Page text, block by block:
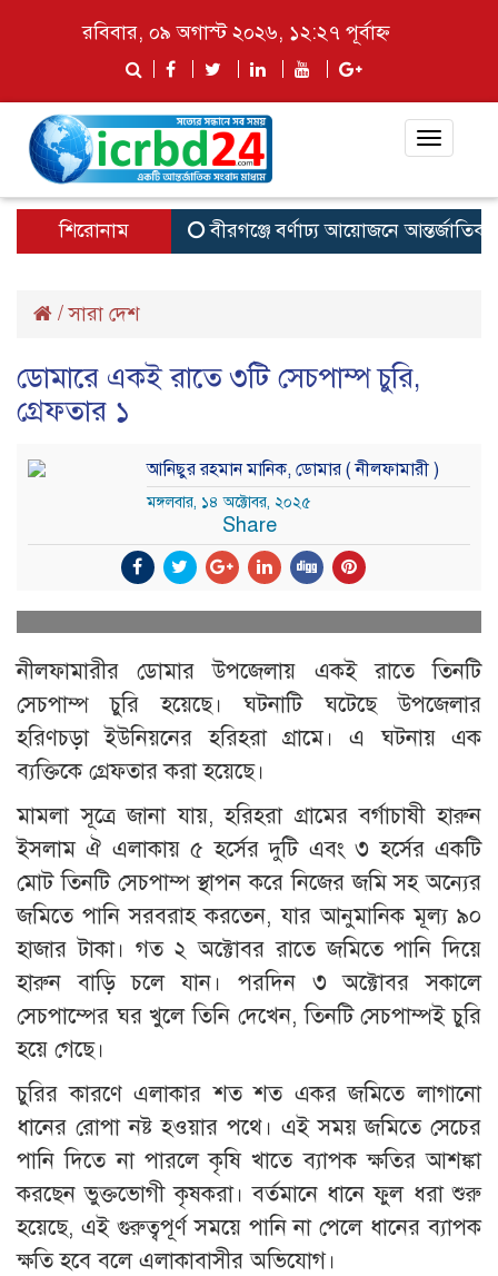
রবিবার, ০৯ অগাস্ট ২০২৬, ১২:২৭ পূর্বাহ্ন
Toggle
শিরোনাম বীরগঞ্জে বর্ণাঢ্য আয়োজনে আন্তর্জাতিক
/সারা দেশ
ডোমারে একই রাতে ৩টি সেচপাম্প চুরি,
গ্রেফতার ১
আনিছুর রহমান মানিক, ডোমার ( নীলফামারী )
মঙ্গলবার, ১৪ অক্টোবর, ২০২৫
Share
নীলফামারীর ডোমার উপজেলায় একই রাতে তিনটি
সেচপাম্প চুরি হয়েছে। ঘটনাটি ঘটেছে উপজেলার
হরিণচড়া ইউনিয়নের হরিহরা গ্রামে। এ ঘটনায় এক
ব্যক্তিকে গ্রেফতার করা হয়েছে।
মামলা সূত্রে জানা যায়, হরিহরা গ্রামের বর্গাচাষী হারুন
ইসলাম ঐ এলাকায় ৫ হর্সের দুটি এবং ৩ হর্সের একটি
মোট তিনটি সেচপাম্প স্থাপন করে নিজের জমি সহ অন্যের
জমিতে পানি সরবরাহ করতেন, যার আনুমানিক মূল্য ৯০
হাজার টাকা। গত ২ অক্টোবর রাতে জমিতে পানি দিয়ে
হারুন বাড়ি চলে যান। পরদিন ৩ অক্টোবর সকালে
সেচপাম্পের ঘর খুলে তিনি দেখেন, তিনটি সেচপাম্পই চুরি
হয়ে গেছে।
চুরির কারণে এলাকার শত শত একর জমিতে লাগানো
ধানের রোপা নষ্ট হওয়ার পথে। এই সময় জমিতে সেচের
পানি দিতে না পারলে কৃষি খাতে ব্যাপক ক্ষতির আশঙ্কা
করছেন ভুক্তভোগী কৃষকরা। বর্তমানে ধানে ফুল ধরা শুরু
হয়েছে, এই গুরুত্বপূর্ণ সময়ে পানি না পেলে ধানের ব্যাপক
ক্ষতি হবে বলে এলাকাবাসীর অভিযোগ।